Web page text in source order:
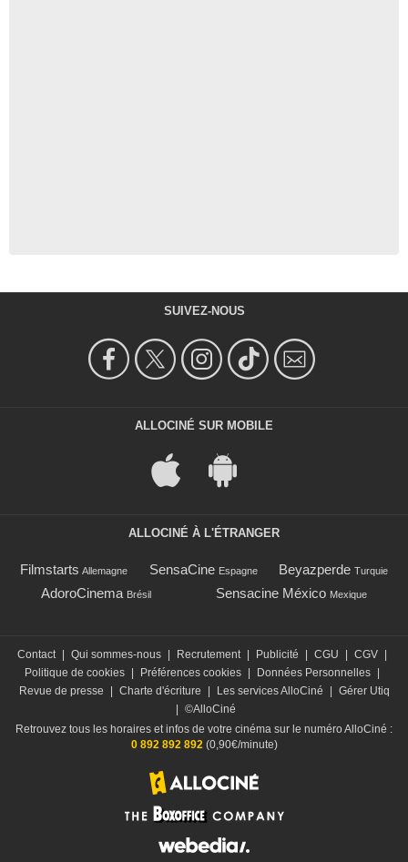
SUIVEZ-NOUS
ALLOCINÉ SUR MOBILE
ALLOCINÉ À L'ÉTRANGER
Filmstarts Allemagne SensaCine Espagne Beyazperde Turquie
AdoroCinema Brésil Sensacine México Mexique
Contact Qui sommes-nous Recrutement Publicité CGU CGV
Politique de cookies
Préférences cookies Données Personnelles
Revue de presse
Charte d'écriture Les services AlloCiné
Gérer Utiq
©AlloCiné
Retrouvez tous les horaires et infos de votre cinéma sur le numéro AlloCiné :
0 892 892 892(0,90€/minute)